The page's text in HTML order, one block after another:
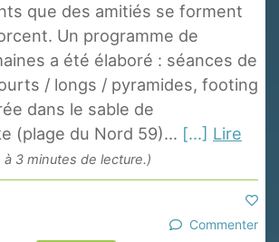
que des amitiés se forment
Un programme de
a été élaboré : séances de
/ longs / pyramides, footing
dans le sable de
(plage du Nord 59)... [...] Lire
à 3 minutes de lecture.)
Commenter